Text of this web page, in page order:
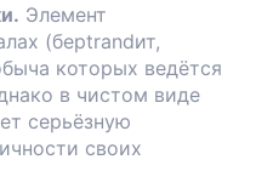
Элемент
(берtrandит,
которых ведётся
в чистом виде
серьёзную
своих